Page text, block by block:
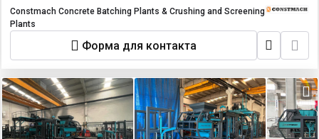
Constmach Concrete Batching Plants & Crushing and Screening
Plants
Форма для контакта